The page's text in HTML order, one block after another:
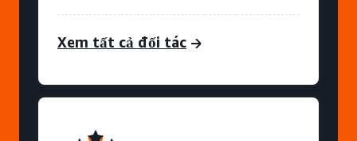
Xem tất cả đối tác